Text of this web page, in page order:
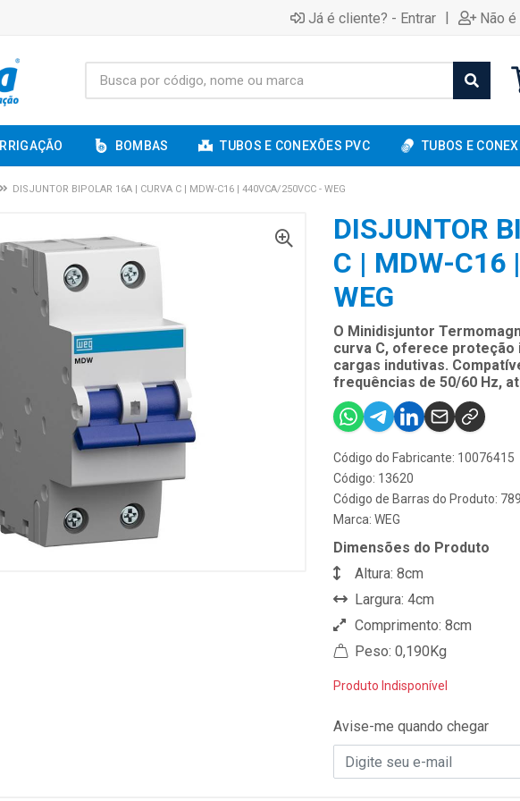
Já é cliente? - Entrar | Não
IRRIGAÇÃO BOMBAS TUBOS E CONEXÕES PVC TUBOS E
DISJUNTOR BIPOLAR 16A | CURVA C | MDW-C16 | 440VCA/250VCC - WEG
DISJUNTOR
C | MDW-C16
WEG
O Minidisjuntor
curva C, oferece
cargas indutivas.
frequências de 50/60 Hz,
Código do Fabricante: 10076415
Código: 13620
Código de Barras do Produto:
Marca: WEG
Dimensões do Produto
Altura: 8cm
Largura: 4cm
Comprimento: 8cm
Peso: 0,190Kg
Produto Indisponível
Avise-me quando chegar